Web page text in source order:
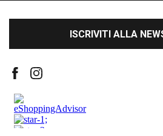
ISCRIVITI ALLA